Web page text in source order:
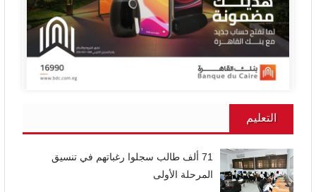
التعليم
71 ألف طالب سجلوا رغباتهم في تنسيق
المرحلة الأولى